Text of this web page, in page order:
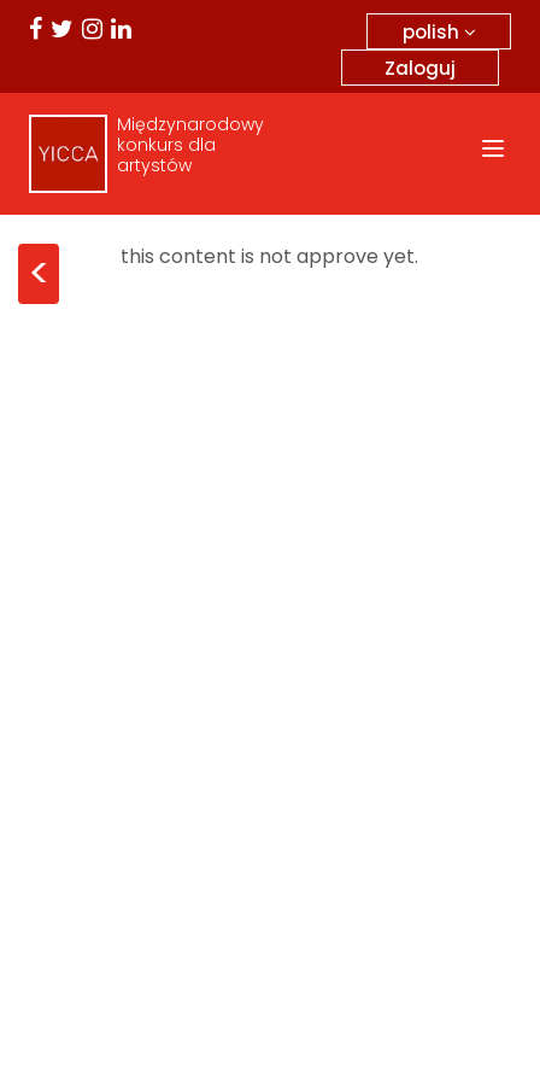
polish
Zaloguj
Międzynarodowy
konkurs dla
artystów
< this content is not approve yet.